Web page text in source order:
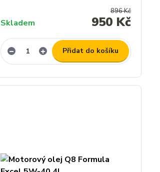
896 Kč
950 Kč
Skladem
Přidat do košíku